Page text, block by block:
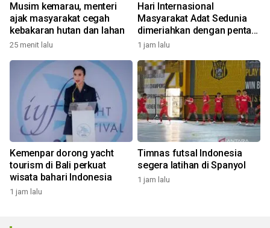
Musim kemarau, menteri
ajak masyarakat cegah
kebakaran hutan dan lahan
25 menit lalu
Hari Internasional
Masyarakat Adat Sedunia
dimeriahkan dengan pentas
seni budaya Bali
1 jam lalu
Kemenpar dorong yacht
tourism di Bali perkuat
wisata bahari Indonesia
1 jam lalu
Timnas futsal Indonesia
segera latihan di Spanyol
1 jam lalu